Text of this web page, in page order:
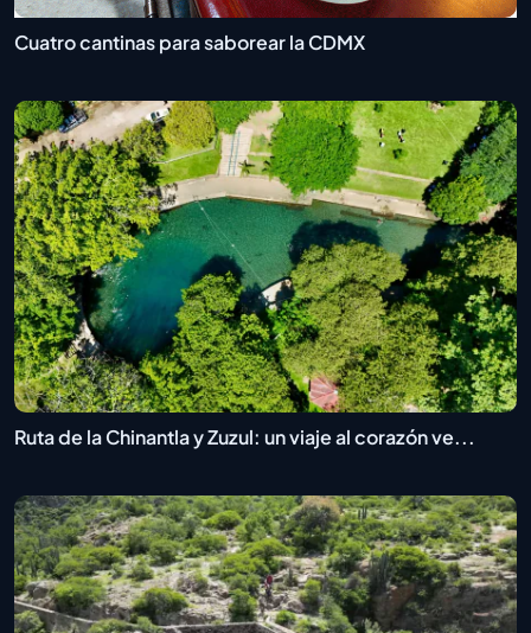
Cuatro cantinas para saborear la CDMX
Ruta de la Chinantla y Zuzul: un viaje al corazón ve...